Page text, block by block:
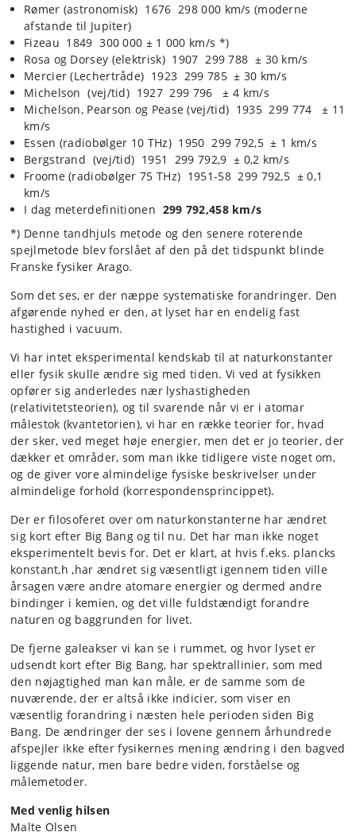
Rømer (astronomisk) 1676 298 000 km/s (moderne
afstande til Jupiter)
Fizeau 1849 300 000 ± 1 000 km/s *)
Rosa og Dorsey (elektrisk) 1907 299 788 ± 30 km/s
Mercier (Lechertråde) 1923 299 785 ± 30 km/s
Michelson (vej/tid) 1927 299 796 ± 4 km/s
Michelson, Pearson og Pease (vej/tid) 1935 299 774 ± 11
km/s
Essen (radiobølger 10 THz) 1950 299 792,5 ± 1 km/s
Bergstrand (vej/tid) 1951 299 792,9 ± 0,2 km/s
Froome (radiobølger 75 THz) 1951-58 299 792,5 ± 0,1
km/s
I dag meterdefinitionen 299 792,458 km/s
*) Denne tandhjuls metode og den senere roterende
spejlmetode blev forslået af den på det tidspunkt blinde
Franske fysiker Arago.
Som det ses, er der næppe systematiske forandringer. Den
afgørende nyhed er den, at lyset har en endelig fast
hastighed i vacuum.
Vi har intet eksperimental kendskab til at naturkonstanter
eller fysik skulle ændre sig med tiden. Vi ved at fysikken
opfører sig anderledes nær lyshastigheden
(relativitetsteorien), og til svarende når vi er i atomar
målestok (kvantetorien), vi har en række teorier for, hvad
der sker, ved meget høje energier, men det er jo teorier, der
dækker et områder, som man ikke tidligere viste noget om,
og de giver vore almindelige fysiske beskrivelser under
almindelige forhold (korrespondensprincippet).
Der er filosoferet over om naturkonstanterne har ændret
sig kort efter Big Bang og til nu. Det har man ikke noget
eksperimentelt bevis for. Det er klart, at hvis f.eks. plancks
konstant,h ,har ændret sig væsentligt igennem tiden ville
årsagen være andre atomare energier og dermed andre
bindinger i kemien, og det ville fuldstændigt forandre
naturen og baggrunden for livet.
De fjerne galeakser vi kan se i rummet, og hvor lyset er
udsendt kort efter Big Bang, har spektrallinier, som med
den nøjagtighed man kan måle, er de samme som de
nuværende, der er altså ikke indicier, som viser en
væsentlig forandring i næsten hele perioden siden Big
Bang. De ændringer der ses i lovene gennem århundrede
afspejler ikke efter fysikernes mening ændring i den bagved
liggende natur, men bare bedre viden, forståelse og
målemetoder.
Med venlig hilsen
Malte Olsen